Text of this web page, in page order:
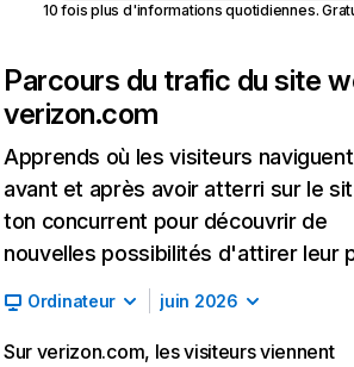
10 fois plus d'informations quotidiennes.
Parcours du trafic du site
verizon.com
Apprends où les visiteurs naviguent
avant et après avoir atterri sur le
ton concurrent pour découvrir de
nouvelles possibilités d'attirer leur
Ordinateur juin 2026
Sur verizon.com, les visiteurs viennent